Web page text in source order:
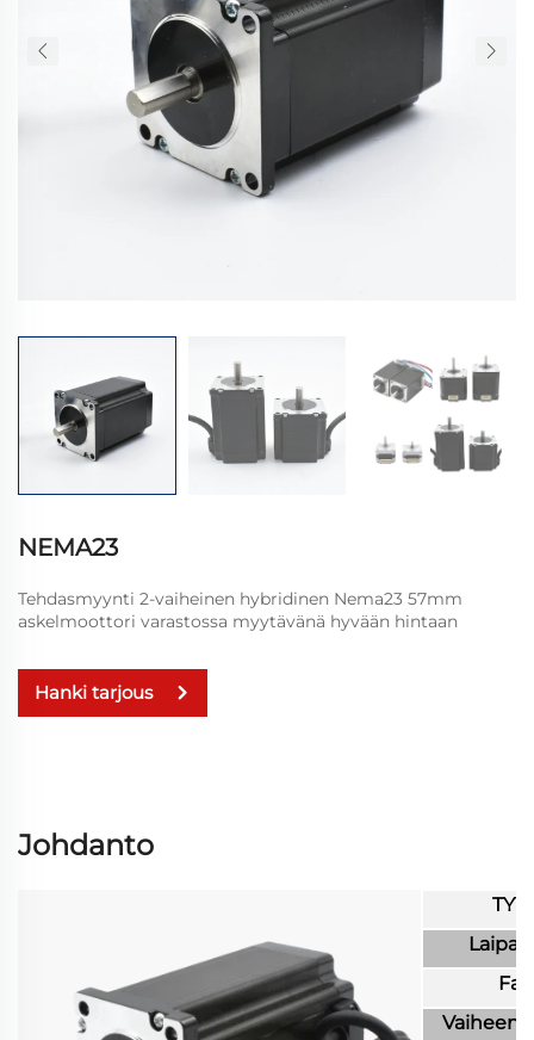
NEMA23
Tehdasmyynti 2-vaiheinen hybridinen Nema23 57mm
askelmoottori varastossa myytävänä hyvään hintaan
Hanki tarjous
Johdanto
Vaiheen